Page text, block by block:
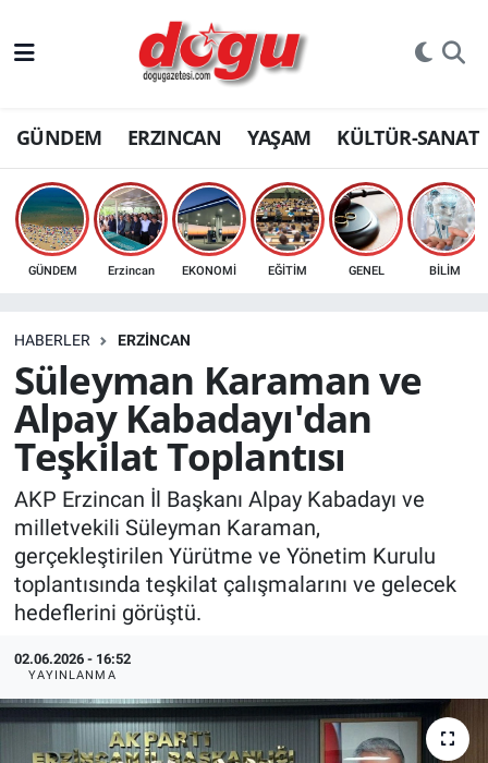
GÜNDEM ERZINCAN YAŞAM KÜLTÜR-SANAT
GÜNDEM Erzincan EKONOMİ EĞİTİM GENEL BİLİM
HABERLER ERZINCAN
Süleyman Karaman ve
Alpay Kabadayı'dan
Teşkilat Toplantısı
AKP Erzincan İl Başkanı Alpay Kabadayı ve
milletvekili Süleyman Karaman,
gerçekleştirilen Yürütme ve Yönetim Kurulu
toplantısında teşkilat çalışmalarını ve gelecek
hedeflerini görüştü.
02.06.2026 - 16:52
YAYINLANMA
ERZINCAN
GÜNDEM
ERZİNCAN FOTOĞRAFLARI
SAĞLIK
EKONOMİ
Bilim, teknoloji
GENEL
KÜLTÜR-SANAT
Yerel Haber
SPOR
YAŞAM